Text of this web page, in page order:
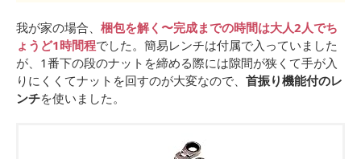
我が家の場合、 梱包を解く〜完成までの時間は大人2人でち
ょうど1時間程でした。簡易レンチは付属で入っていました
が、1番下の段のナットを締める際には隙間が狭くて手が入
りにくくてナットを回すのが大変なので、 首振り機能付のレ
ンチを使いました。